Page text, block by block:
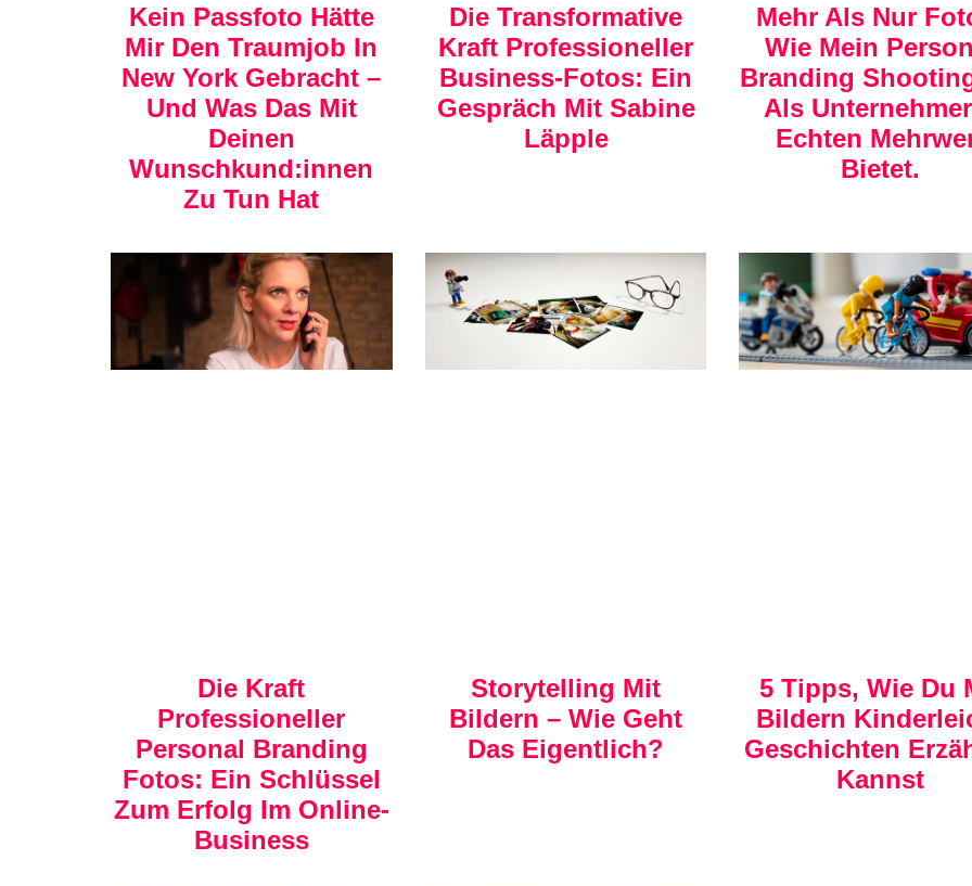
Kein Passfoto Hätte
Mir Den Traumjob In
New York Gebracht –
Und Was Das Mit
Deinen
Wunschkund:innen
Zu Tun Hat
Die Transformative
Kraft Professioneller
Business-Fotos: Ein
Gespräch Mit Sabine
Läpple
Mehr Als Nur
Wie Mein
Branding
Als
Echten
Bietet.
Die Kraft
Professioneller
Personal Branding
Fotos: Ein Schlüssel
Zum Erfolg Im Online-
Business
Storytelling Mit
Bildern – Wie Geht
Das Eigentlich?
5 Tipps, Wie Du
Bildern
Geschichten
Kannst